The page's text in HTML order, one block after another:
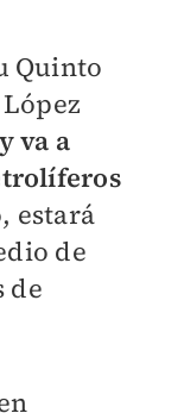
Quinto
va a
estará
de
de